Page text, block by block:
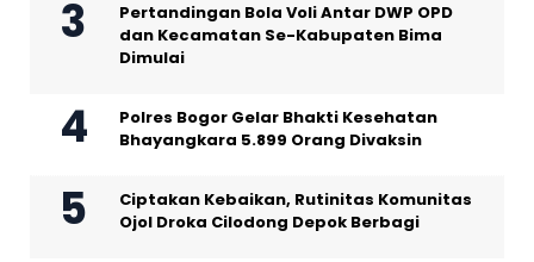
Pertandingan Bola Voli Antar DWP OPD
dan Kecamatan Se-Kabupaten Bima
Dimulai
Polres Bogor Gelar Bhakti Kesehatan
Bhayangkara 5.899 Orang Divaksin
Ciptakan Kebaikan, Rutinitas Komunitas
Ojol Droka Cilodong Depok Berbagi